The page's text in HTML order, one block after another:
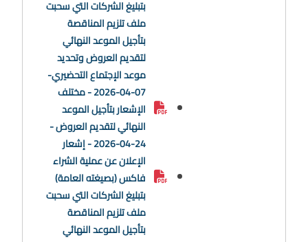
بتبليغ الشركات التي سحبت
ملف تلزيم المناقصة
بتأجيل الموعد النهائي
لتقديم العروض وتحديد
موعد الإجتماع التحضيري-
07-04-2026 - مختلف
الإشعار بتأجيل الموعد
النهائي لتقديم العروض -
24-04-2026 - إشعار
الإعلان عن عملية الشراء
فاكس (بصيغته العامة)
بتبليغ الشركات التي سحبت
ملف تلزيم المناقصة
بتأجيل الموعد النهائي